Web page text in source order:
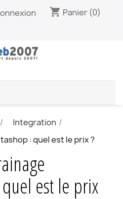
shopping_cart Panier (0)
Integration
: quel est le prix ?
est le prix